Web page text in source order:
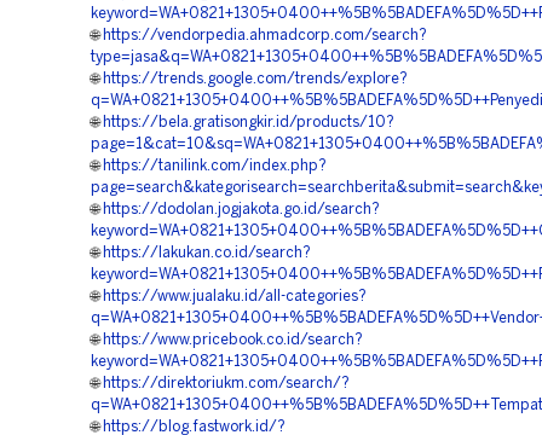
🌐 https://vendorpedia.ahmadcorp.com/search?
🌐 https://trends.google.com/trends/explore?
🌐 https://bela.gratisongkir.id/products/10?
🌐 https://tanilink.com/index.php?
🌐 https://dodolan.jogjakota.go.id/search?
🌐 https://lakukan.co.id/search?
🌐 https://www.jualaku.id/all-categories?
🌐 https://www.pricebook.co.id/search?
🌐 https://direktoriukm.com/search/?
🌐 https://blog.fastwork.id/?